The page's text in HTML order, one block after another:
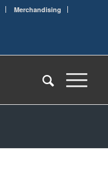
Merchandising